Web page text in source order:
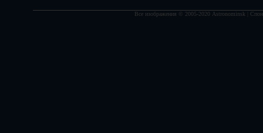
Все изображения © 2005-2020 Astronominsk |